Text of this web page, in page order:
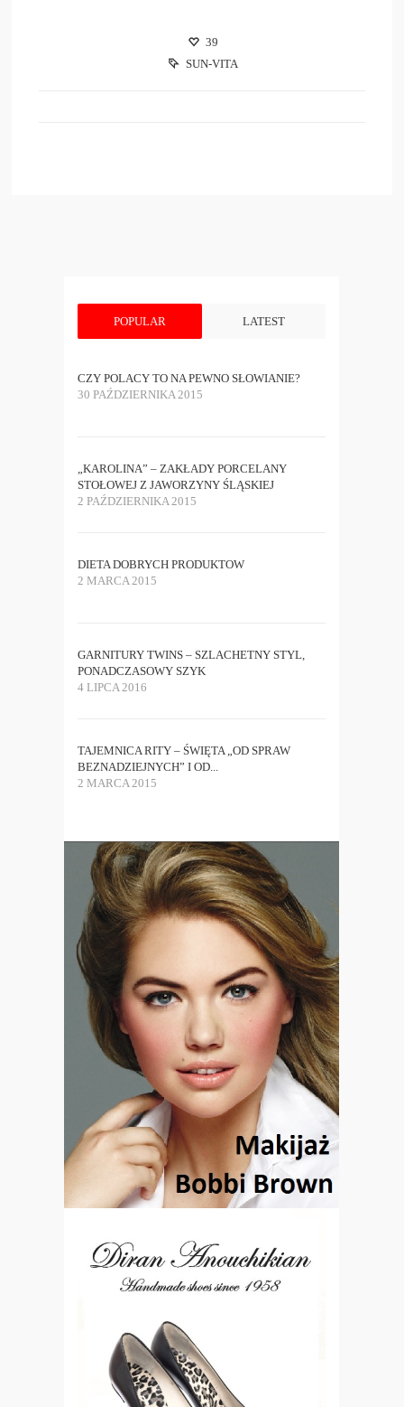
39
SUN-VITA
POPULAR LATEST
CZY POLACY TO NA PEWNO SŁOWIANIE?
30 PAŹDZIERNIKA 2015
„KAROLINA” – ZAKŁADY PORCELANY
STOŁOWEJ Z JAWORZYNY ŚLĄSKIEJ
2 PAŹDZIERNIKA 2015
DIETA DOBRYCH PRODUKTOW
2 MARCA 2015
GARNITURY TWINS – SZLACHETNY STYL,
PONADCZASOWY SZYK
4 LIPCA 2016
TAJEMNICA RITY – ŚWIĘTA „OD SPRAW
BEZNADZIEJNYCH” I OD...
2 MARCA 2015